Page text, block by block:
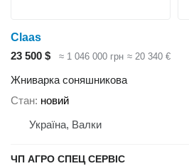
Claas
23 500 $
≈ 1 046 000 грн ≈ 20 340 €
Жниварка соняшникова
Стан новий
Україна, Валки
ЧП АГРО СПЕЦ СЕРВІС